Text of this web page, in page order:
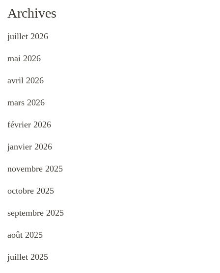
Archives
juillet 2026
mai 2026
avril 2026
mars 2026
février 2026
janvier 2026
novembre 2025
octobre 2025
septembre 2025
août 2025
juillet 2025